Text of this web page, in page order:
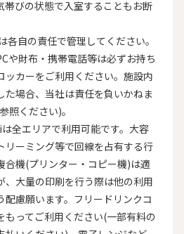
帯びの状態で入室することもお断
各自の責任で管理してください。
や財布・携帯電話等は必ずお持ち
ッカーをご利用ください。施設内
た場合、当社は責任を負いかねま
照ください)。
全エリアで利用可能です。大容
リーミング等で回線を占有する行
合機(プリンター・コピー機)は適
、大量の印刷を行う際は他の利用
慮願います。フリードリンクコ
もってご利用ください(一部有料の